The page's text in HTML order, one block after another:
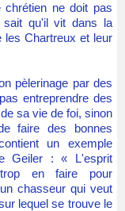
ne doit pas
sait qu'il vit dans la
les Chartreux et leur
pèlerinage par des
entreprendre des
sa vie de foi, sinon
faire des bonnes
un exemple
Geiler : « L'esprit
en faire pour
chasseur qui veut
lequel se trouve le